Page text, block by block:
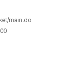
main.do